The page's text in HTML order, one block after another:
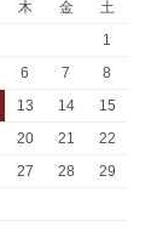
木 金
土
1
6 7
8
13 14
15
20 21
22
27 28
29